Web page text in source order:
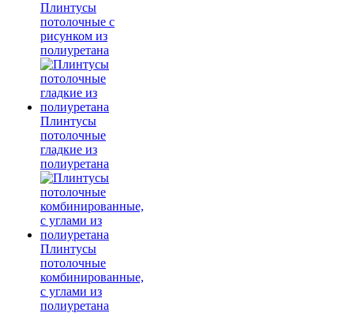
Плинтусы
потолочные с
рисунком из
полиуретана
Плинтусы
потолочные
гладкие из
полиуретана
Плинтусы
потолочные
комбинированные,
с углами из
полиуретана